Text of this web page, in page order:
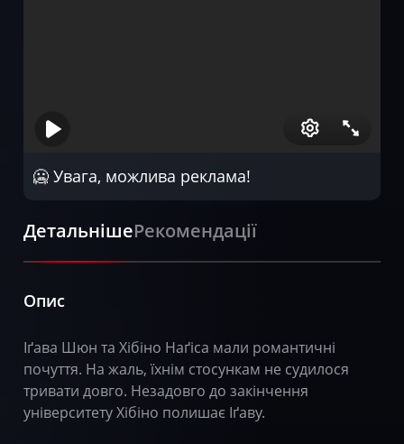
🥶 Увага, можлива реклама!
ДетальнішеРекомендації
Опис
Іґава Шюн та Хібіно Наґіса мали романтичні
почуття. На жаль, їхнім стосункам не судилося
тривати довго. Незадовго до закінчення
університету Хібіно полишає Іґаву.